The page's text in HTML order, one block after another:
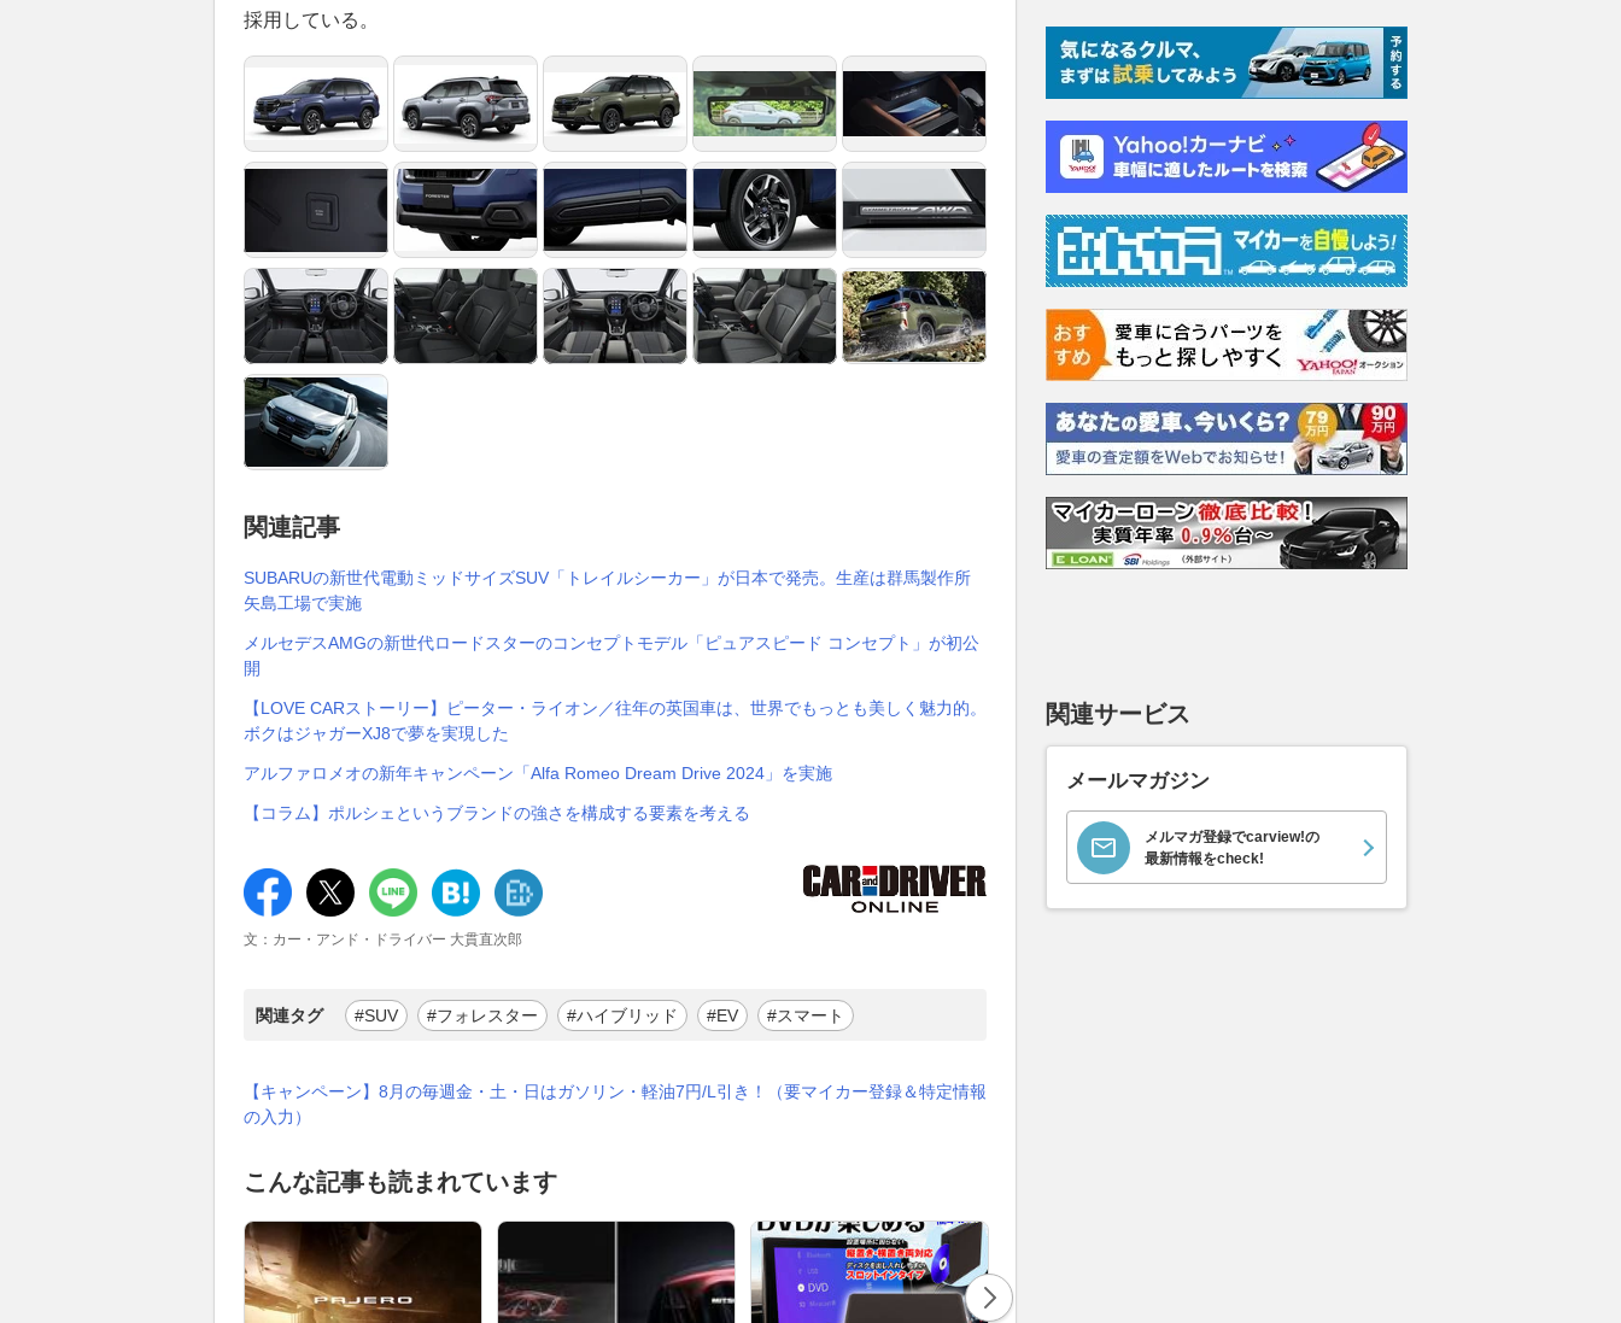
採用している。
関連記事
SUBARUの新世代電動ミッドサイズSUV「トレイルシーカー」が日本で発売。生産は群馬製作所
矢島工場で実施
メルセデスAMGの新世代ロードスターのコンセプトモデル「ピュアスピード コンセプト」が初公
開
【LOVE CARストーリー】ピーター・ライオン／往年の英国車は、世界でもっとも美しく魅力的。
ボクはジャガーXJ8で夢を実現した
アルファロメオの新年キャンペーン「Alfa Romeo Dream Drive 2024」を実施
【コラム】ポルシェというブランドの強さを構成する要素を考える
文：カー・アンド・ドライバー 大貫直次郎
関連タグ #SUV #フォレスター #ハイブリッド #EV #スマート
【キャンペーン】8月の毎週金・土・日はガソリン・軽油7円/L引き！（要マイカー登録＆特定情報
の入力）
こんな記事も読まれています
関連サービス
メールマガジン
メルマガ登録でcarview!の
最新情報をcheck!